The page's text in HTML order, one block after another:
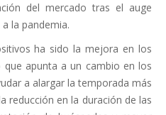
del mercado tras el auge
la pandemia.
ha sido la mejora en los
apunta a un cambio en los
a alargar la temporada más
reducción en la duración de las